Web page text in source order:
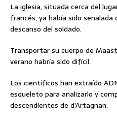
La iglesia, situada cerca del
francés, ya había sido señalada
descanso del soldado.
Transportar su cuerpo de
verano habría sido difícil.
Los científicos han extraído
esqueleto para analizarlo y
descendientes de d’Artagnan.